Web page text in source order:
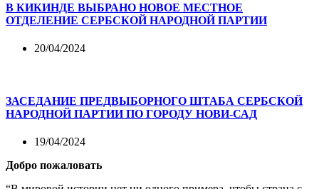
В КИКИНДЕ ВЫБРАНО НОВОЕ МЕСТНОЕ
ОТДЕЛЕНИЕ СЕРБСКОЙ НАРОДНОЙ ПАРТИИ
20/04/2024
ЗАСЕДАНИЕ ПРЕДВЫБОРНОГО ШТАБА СЕРБСКОЙ
НАРОДНОЙ ПАРТИИ ПО ГОРОДУ НОВИ-САД
19/04/2024
Добро пожаловать